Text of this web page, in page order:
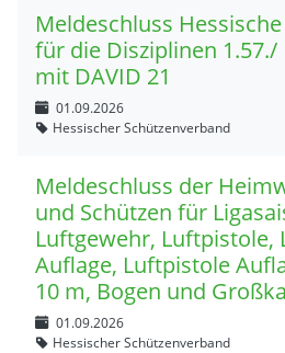
Meldeschluss
für die Disziplinen 1.57./
mit DAVID 21
01.09.2026
Hessischer Schützenverband
Meldeschluss der
und Schützen für
Luftgewehr, Luftpistole,
Auflage, Luftpistole
10 m, Bogen und
01.09.2026
Hessischer Schützenverband